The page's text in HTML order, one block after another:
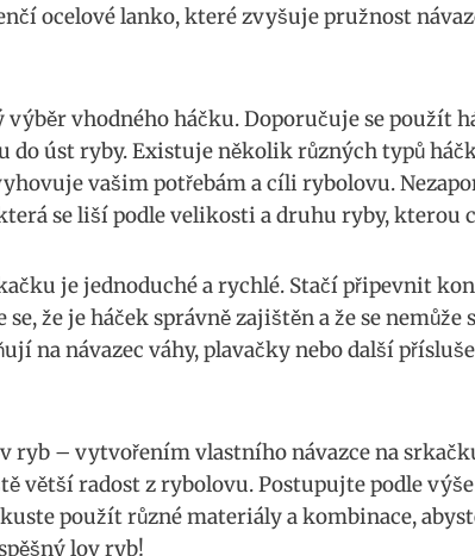
ocelové lanko, které zvyšuje pružnost
vhodného háčku. Doporučuje se použít
úst ryby. Existuje několik různých ⁤typů⁢
vašim potřebám a cíli rybolovu.
se liší podle velikosti a druhu ⁣ryby, kterou
je jednoduché a rychlé.​ Stačí připevnit
že je háček správně zajištěn⁢ a že se‍ nemůže
na ‌návazec váhy, plavačky ⁤nebo ⁣další
ryb⁤ – vytvořením vlastního‍ návazce na
větší radost z rybolovu. Postupujte podle
použít různé materiály a kombinace,
lov ryb!